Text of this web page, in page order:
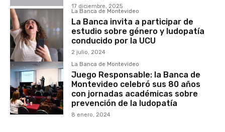
17 diciembre, 2025
La Banca de Montevideo
La Banca invita a participar de
estudio sobre género y ludopatía
conducido por la UCU
2 julio, 2024
La Banca de Montevideo
Juego Responsable: la Banca de
Montevideo celebró sus 80 años
con jornadas académicas sobre
prevención de la ludopatía
8 enero, 2024